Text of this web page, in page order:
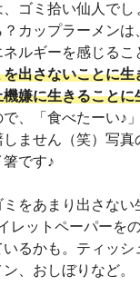
ゴミ拾い仙人でし
カップラーメンは
ネルギーを感じるこ
出さないことに生
嫌に生きることに
で、「食べたーい♪
ません（笑）写真
です♪
をあまり出さない
レットペーパーを
るかも。ティッシ
、おしぼりなど。